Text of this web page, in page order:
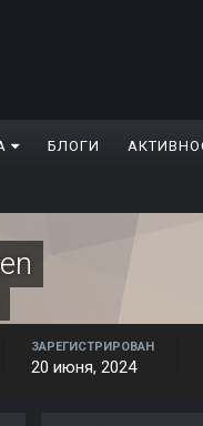
БЛОГИ
ЗАРЕГИСТРИРОВАН
20 июня, 2024